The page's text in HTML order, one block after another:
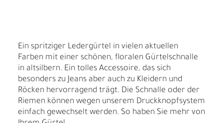
Ein spritziger Ledergürtel in vielen aktuellen
Farben mit einer schönen, floralen Gürtelschnalle
in altsilbern. Ein tolles Accessoire, das sich
besonders zu Jeans aber auch zu Kleidern und
Röcken hervorragend trägt. Die Schnalle oder der
Riemen können wegen unserem Druckknopfsystem
einfach gewechselt werden. So haben Sie mehr von